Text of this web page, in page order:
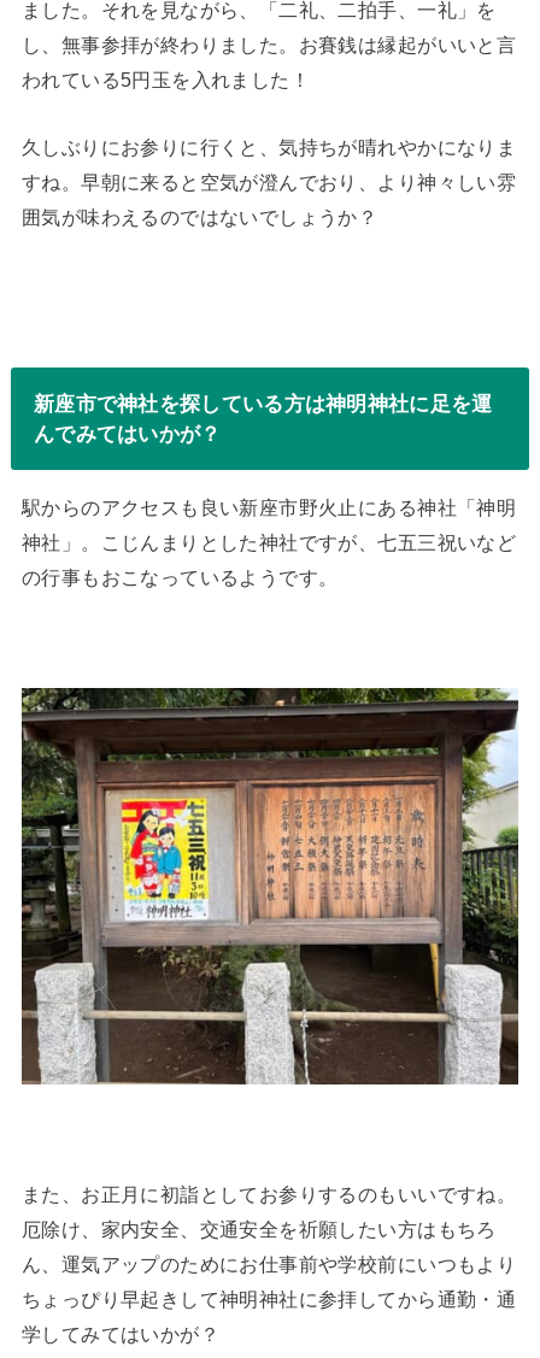
ました。それを見ながら、「二礼、二拍手、一礼」を
し、無事参拝が終わりました。お賽銭は縁起がいいと言
われている5円玉を入れました！
久しぶりにお参りに行くと、気持ちが晴れやかになりま
すね。早朝に来ると空気が澄んでおり、より神々しい雰
囲気が味わえるのではないでしょうか？
新座市で神社を探している方は神明神社に足を運
んでみてはいかが？
駅からのアクセスも良い新座市野火止にある神社「神明
神社」。こじんまりとした神社ですが、七五三祝いなど
の行事もおこなっているようです。
また、お正月に初詣としてお参りするのもいいですね。
厄除け、家内安全、交通安全を祈願したい方はもちろ
ん、運気アップのためにお仕事前や学校前にいつもより
ちょっぴり早起きして神明神社に参拝してから通勤・通
学してみてはいかが？